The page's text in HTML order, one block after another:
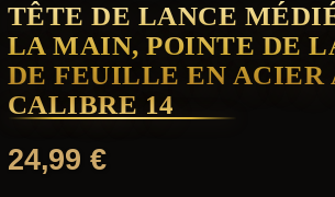
TÊTE DE LANCE
LA MAIN, POINTE DE
DE FEUILLE EN ACIER
CALIBRE 14
24,99€